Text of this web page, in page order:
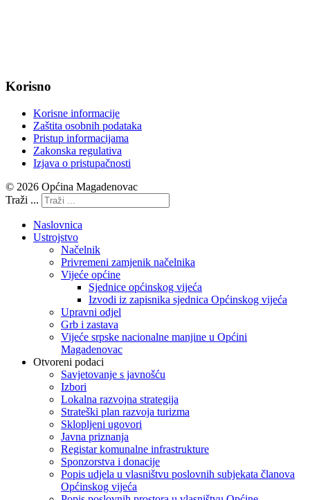
Korisno
Korisne informacije
Zaštita osobnih podataka
Pristup informacijama
Zakonska regulativa
Izjava o pristupačnosti
© 2026 Općina Magadenovac
Traži ...
Naslovnica
Ustrojstvo
Načelnik
Privremeni zamjenik načelnika
Vijeće općine
Sjednice općinskog vijeća
Izvodi iz zapisnika sjednica Općinskog vijeća
Upravni odjel
Grb i zastava
Vijeće srpske nacionalne manjine u Općini
Magadenovac
Otvoreni podaci
Savjetovanje s javnošću
Izbori
Lokalna razvojna strategija
Strateški plan razvoja turizma
Sklopljeni ugovori
Javna priznanja
Registar komunalne infrastrukture
Sponzorstva i donacije
Popis udjela u vlasništvu poslovnih subjekata članova
Općinskog vijeća